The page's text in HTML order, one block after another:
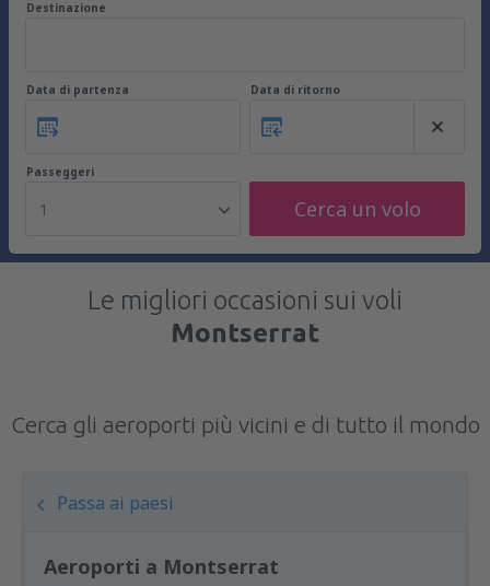
Destinazione
Data di partenza Data di ritorno
Passeggeri
1 Cerca un volo
Le migliori occasioni sui voli
Montserrat
Cerca gli aeroporti più vicini e di tutto il mondo
Passa ai paesi
Aeroporti a Montserrat